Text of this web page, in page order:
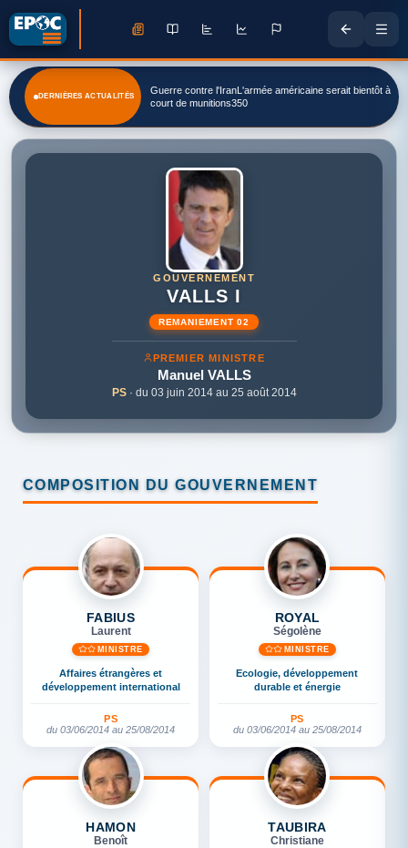
DERNIÈRES ACTUALITÉS
Guerre contre l'IranL'armée américaine serait bientôt à
court de munitions350
GOUVERNEMENT
VALLS I
REMANIEMENT 02
PREMIER MINISTRE
Manuel VALLS
PS· du 03 juin 2014 au 25 août 2014
COMPOSITION DU GOUVERNEMENT
FABIUS
Laurent
MINISTRE
Affaires étrangères et
développement international
PS
du 03/06/2014 au 25/08/2014
ROYAL
Ségolène
MINISTRE
Ecologie, développement
durable et énergie
PS
du 03/06/2014 au 25/08/2014
HAMON
Benoît
TAUBIRA
Christiane